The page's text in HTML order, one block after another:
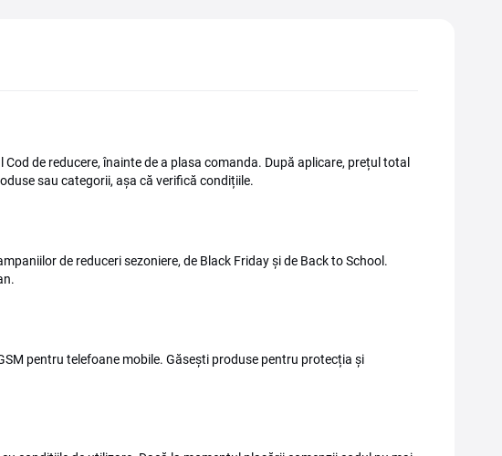
de reducere, înainte de a plasa comanda. După aplicare, prețul total
sau categorii, așa că verifică condițiile.
de reduceri sezoniere, de Black Friday și de Back to School.
pentru telefoane mobile. Găsești produse pentru protecția și